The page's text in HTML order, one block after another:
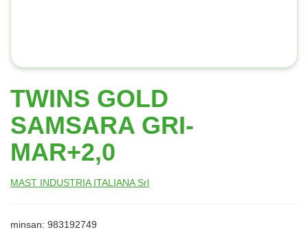
TWINS GOLD
SAMSARA GRI-
MAR+2,0
MAST INDUSTRIA ITALIANA Srl
minsan: 983192749